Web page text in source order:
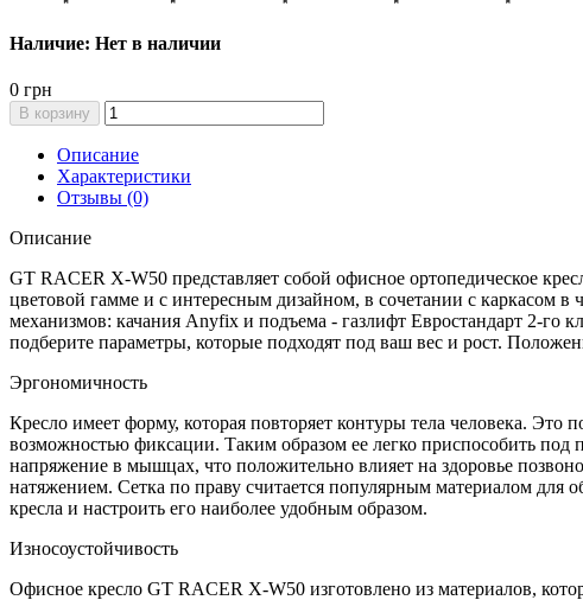
Наличие: Нет в наличии
0 грн
В корзину
Описание
Характеристики
Отзывы (0)
Описание
GT RACER X-W50 представляет собой офисное ортопедическое
цветовой гамме и с интересным дизайном, в сочетании с каркасом
механизмов: качания Anyfix и подъема - газлифт Евростандарт 2-го
подберите параметры, которые подходят под ваш вес и рост.
Эргономичность
Кресло имеет форму, которая повторяет контуры тела человека. Это
возможностью фиксации. Таким образом ее легко приспособить
напряжение в мышцах, что положительно влияет на здоровье
натяжением. Сетка по праву считается популярным материалом для
кресла и настроить его наиболее удобным образом.
Износоустойчивость
Офисное кресло GT RACER X-W50 изготовлено из материалов,